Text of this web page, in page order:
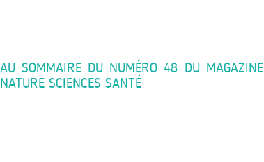
AU SOMMAIRE DU NUMÉRO 48 DU MAGAZINE
NATURE SCIENCES SANTÉ